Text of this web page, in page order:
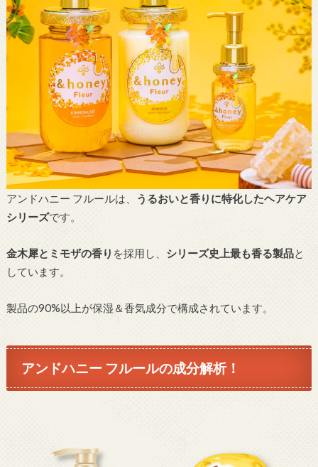
アンドハニー フルールは、
うるおいと香りに特化したヘアケア
シリーズです。
金木犀とミモザの香り を採用し、 シリーズ史上最も香る製品と
しています。
製品の90%以上が保湿＆香気成分で構成されています。
アンドハニー フルールの成分解析！